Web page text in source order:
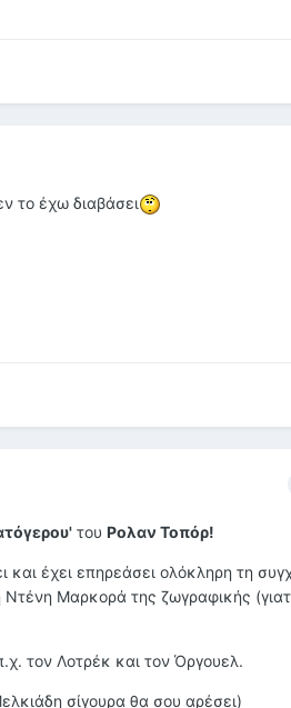
το έχω διαβάσει
του Ρολαν Τοπόρ!
και έχει επηρεάσει ολόκληρη τη
Μαρκορά της ζωγραφικής
τον Λοτρέκ και τον Όργουελ.
σίγουρα θα σου αρέσει)